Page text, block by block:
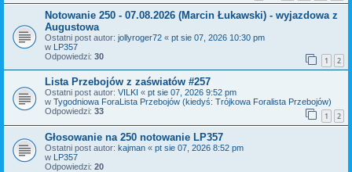
Notowanie 250 - 07.08.2026 (Marcin Łukawski) - wyjazdowa z
Augustowa
Ostatni post autor: jollyroger72 « pt sie 07, 2026 10:30 pm
w LP357
Odpowiedzi: 30 1 2
Lista Przebojów z zaświatów #257
Ostatni post autor: VILKI « pt sie 07, 2026 9:52 pm
w Tygodniowa ForaLista Przebojów (kiedyś: Trójkowa Foralista Przebojów)
Odpowiedzi: 33 1 2
Głosowanie na 250 notowanie LP357
Ostatni post autor: kajman « pt sie 07, 2026 8:52 pm
w LP357
Odpowiedzi: 20